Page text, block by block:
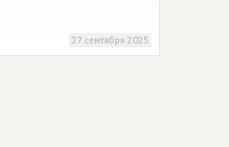
27 сентября 2025